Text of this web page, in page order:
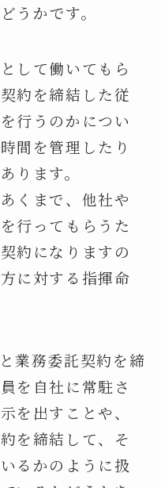
うかです。
して働いてもら
約を締結した従
行うのかについ
間を管理したり
ります。
くまで、他社や
行ってもらうた
約になりますの
に対する指揮命
業務委託契約を締
を自社に常駐さ
を出すことや、
を締結して、そ
るかのように扱